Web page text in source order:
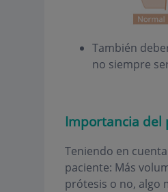
También
no siempre
Importancia del
Teniendo en
paciente: Más
prótesis o no, algo